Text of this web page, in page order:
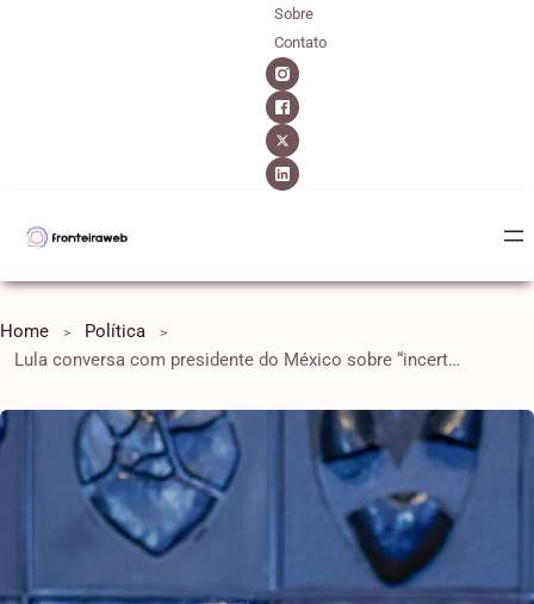
Sobre
Contato
Home
Política
Lula conversa com presidente do México sobre “incertezas” com tarifas de Trump